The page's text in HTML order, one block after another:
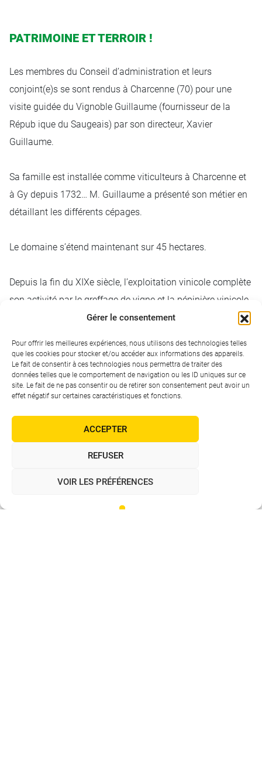
Gérer le consentement
Pour offrir les meilleures expériences, nous utilisons des technologies telles
que les cookies pour stocker et/ou accéder aux informations des appareils.
Le fait de consentir à ces technologies nous permettra de traiter des
données telles que le comportement de navigation ou les ID uniques sur ce
site. Le fait de ne pas consentir ou de retirer son consentement peut avoir un
effet négatif sur certaines caractéristiques et fonctions.
ACCEPTER
REFUSER
VOIR LES PRÉFÉRENCES
PATRIMOINE ET TERROIR !
Les membres du Conseil d’administration et leurs
conjoint(e)s se sont rendus à Charcenne (70) pour une
visite guidée du Vignoble Guillaume (fournisseur de la
République du Saugeais) par son directeur, Xavier
Guillaume.
Sa famille est installée comme viticulteurs à Charcenne et
à Gy depuis 1732… M. Guillaume a présenté son métier en
détaillant les différents cépages.
Le domaine s’étend maintenant sur 45 hectares.
Depuis la fin du XIXe siècle, l’exploitation vinicole complète
son activité par le greffage de vigne et la pépinière vinicole.
Elle est un des leaders mondiaux sur le marché des plants